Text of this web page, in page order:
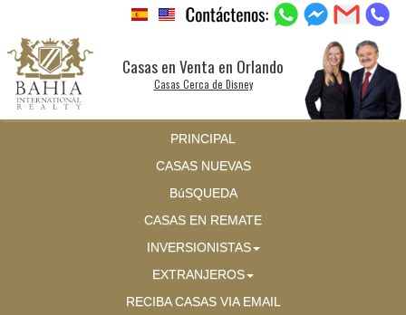
Casas en Venta en Orlando
Casas Cerca de Disney
PRINCIPAL
CASAS NUEVAS
BúSQUEDA
CASAS EN REMATE
INVERSIONISTAS
EXTRANJEROS
RECIBA CASAS VIA EMAIL